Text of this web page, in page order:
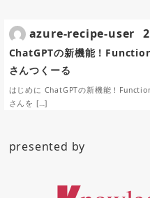
ChatGPTの新機能！
さんつくーる
はじめに ChatGPTの新機能！
さんを […]
azure-recipe-user
presented by